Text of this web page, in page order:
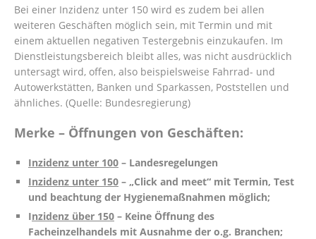
Bei einer Inzidenz unter 150 wird es zudem bei allen
weiteren Geschäften möglich sein, mit Termin und mit
einem aktuellen negativen Testergebnis einzukaufen. Im
Dienstleistungsbereich bleibt alles, was nicht ausdrücklich
untersagt wird, offen, also beispielsweise Fahrrad- und
Autowerkstätten, Banken und Sparkassen, Poststellen und
ähnliches. (Quelle: Bundesregierung)
Merke – Öffnungen von Geschäften:
Inzidenz unter 100 – Landesregelungen
Inzidenz unter 150 – „Click and meet“ mit Termin, Test
und beachtung der Hygienemaßnahmen möglich;
Inzidenz über 150 – Keine Öffnung des
Facheinzelhandels mit Ausnahme der o.g. Branchen;